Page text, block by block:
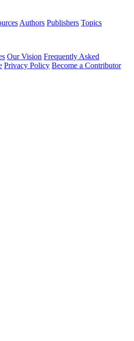
Authors Publishers Topics
Our Vision Frequently Asked
Privacy Policy Become a Contributor